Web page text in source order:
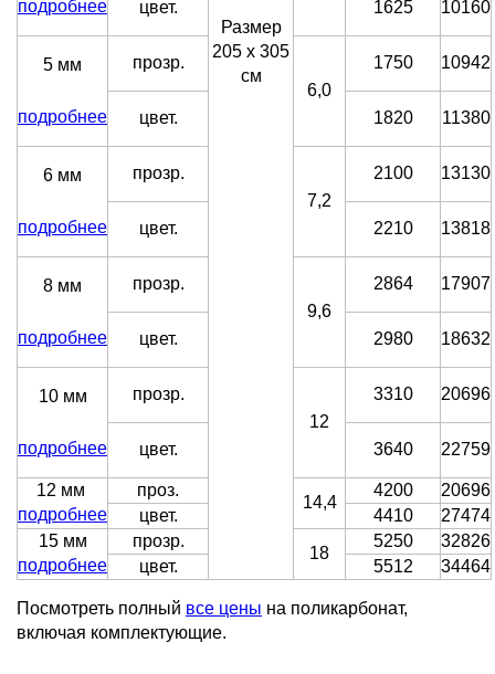
Размер
205 х 305
см
подробнее цвет. 1625 10160
5 мм
подробнее
прозр.
6,0
1750 10942
цвет. 1820 11380
6 мм
подробнее
прозр.
7,2
2100 13130
цвет. 2210 13818
8 мм
подробнее
прозр.
9,6
2864 17907
цвет. 2980 18632
10 мм
подробнее
прозр.
12
3310 20696
цвет. 3640 22759
12 мм
подробнее
проз.
14,4
4200
20696
цвет.
4410
27474
15 мм
подробнее
прозр.
18
5250
32826
цвет.
5512 34464
Посмотреть полный все цены на поликарбонат,
включая комплектующие.